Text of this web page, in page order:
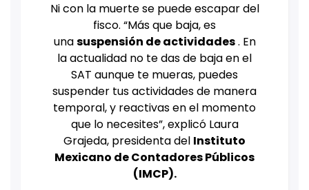
Ni con la muerte se puede escapar del
fisco. “Más que baja, es
unasuspensión de actividades. En
la actualidad no te das de baja en el
SAT aunque te mueras, puedes
suspender tus actividades de manera
temporal, y reactivas en el momento
que lo necesites”, explicó Laura
Grajeda, presidenta del Instituto
Mexicano de Contadores Públicos
(IMCP).